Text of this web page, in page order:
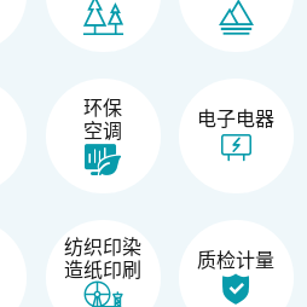
环保
空调
电子电器
纺织印染
造纸印刷
质检计量